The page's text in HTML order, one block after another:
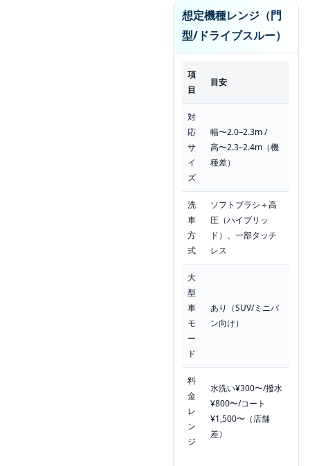
想定機種レンジ（門
型/ドライブスルー）
項
目
目安
対
応
サ
イ
ズ
幅〜2.0–2.3m /
高〜2.3–2.4m（機
種差）
洗
車
方
式
ソフトブラシ＋高
圧（ハイブリッ
ド）、一部タッチ
レス
大
型
車
モ
ー
ド
あり（SUV/ミニバ
ン向け）
料
金
レ
ン
ジ
水洗い¥300〜/撥水
¥800〜/コート
¥1,500〜（店舗
差）